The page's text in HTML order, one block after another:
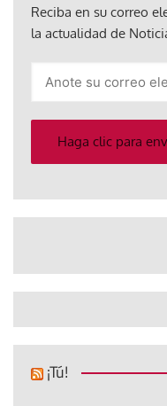
Reciba en su correo
la actualidad de
electrónico
Haga clic para
¡Tú!